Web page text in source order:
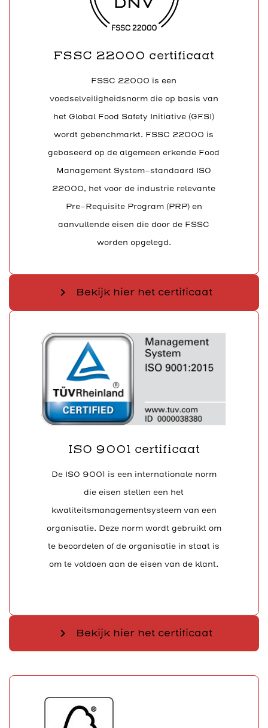
FSSC 22000 certificaat
FSSC 22000 is een
voedselveiligheidsnorm die op basis van
het Global Food Safety Initiative (GFSI)
wordt gebenchmarkt. FSSC 22000 is
gebaseerd op de algemeen erkende Food
Management System-standaard ISO
22000, het voor de industrie relevante
Pre-Requisite Program (PRP) en
aanvullende eisen die door de FSSC
worden opgelegd.
chevron_right Bekijk hier het certificaat
ISO 9001 certificaat
De ISO 9001 is een internationale norm
die eisen stellen een het
kwaliteitsmanagementsysteem van een
organisatie. Deze norm wordt gebruikt om
te beoordelen of de organisatie in staat is
om te voldoen aan de eisen van de klant.
chevron_right Bekijk hier het certificaat